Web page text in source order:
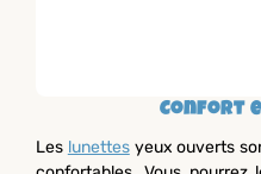
Confort
Les lunettesyeux ouverts